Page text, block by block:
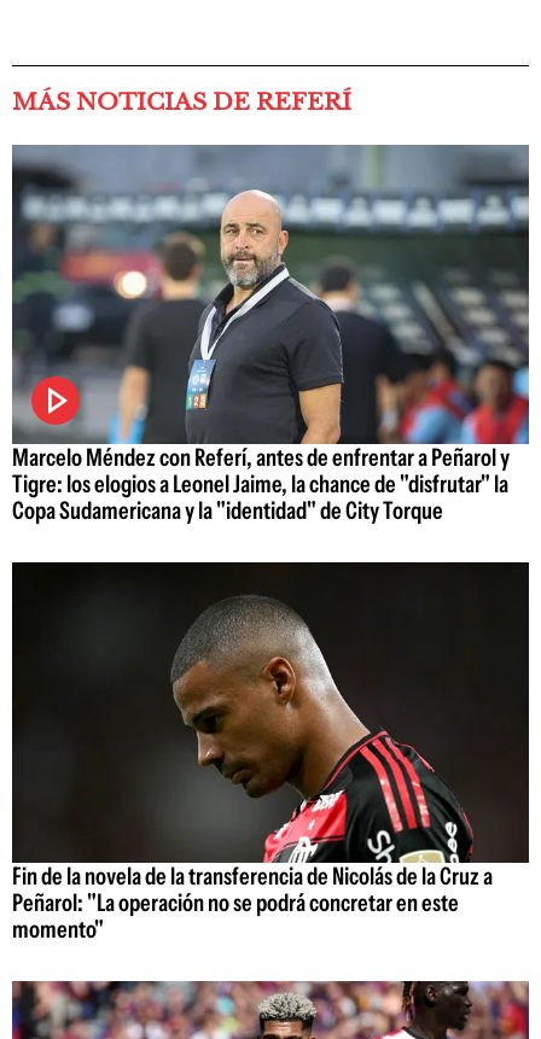
MÁS NOTICIAS DE REFERÍ
Marcelo Méndez con Referí, antes de enfrentar a Peñarol y
Tigre: los elogios a Leonel Jaime, la chance de "disfrutar" la
Copa Sudamericana y la "identidad" de City Torque
Fin de la novela de la transferencia de Nicolás de la Cruz a
Peñarol: "La operación no se podrá concretar en este
momento"